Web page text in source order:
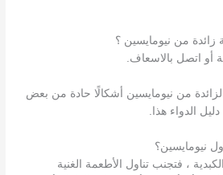
زائدة من نيومايسين ؟
أو اتصل بالاسعاف.
من نيومايسين أشكالًا حادة من بعض
دليل الدواء هذا.
نيومايسين؟
، فتجنب تناول الأطعمة الغنية